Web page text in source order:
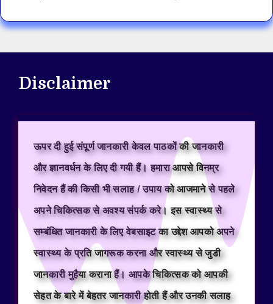
Disclaimer
ऊपर दी हुई संपूर्ण जानकारी केवल पाठकों की जानकारी
और ज्ञानवर्धन के लिए दी गयी हैं। हमारा आपसे विनम्र
निवेदन हैं की किसी भी सलाह / उपाय को आजमाने से पहले
अपने चिकित्सक से अवश्य संपर्क करे। इस स्वास्थ्य से
सम्बंधित जानकारी के लिए वेबसाइट का उद्देश आपको अपने
स्वास्थ्य के प्रति जागरूक करना और स्वास्थ्य से जुडी
जानकारी मुहैया कराना हैं। आपके चिकित्सक को आपकी
सेहत के बारे में बेहतर जानकारी होती हैं और उनकी सलाह